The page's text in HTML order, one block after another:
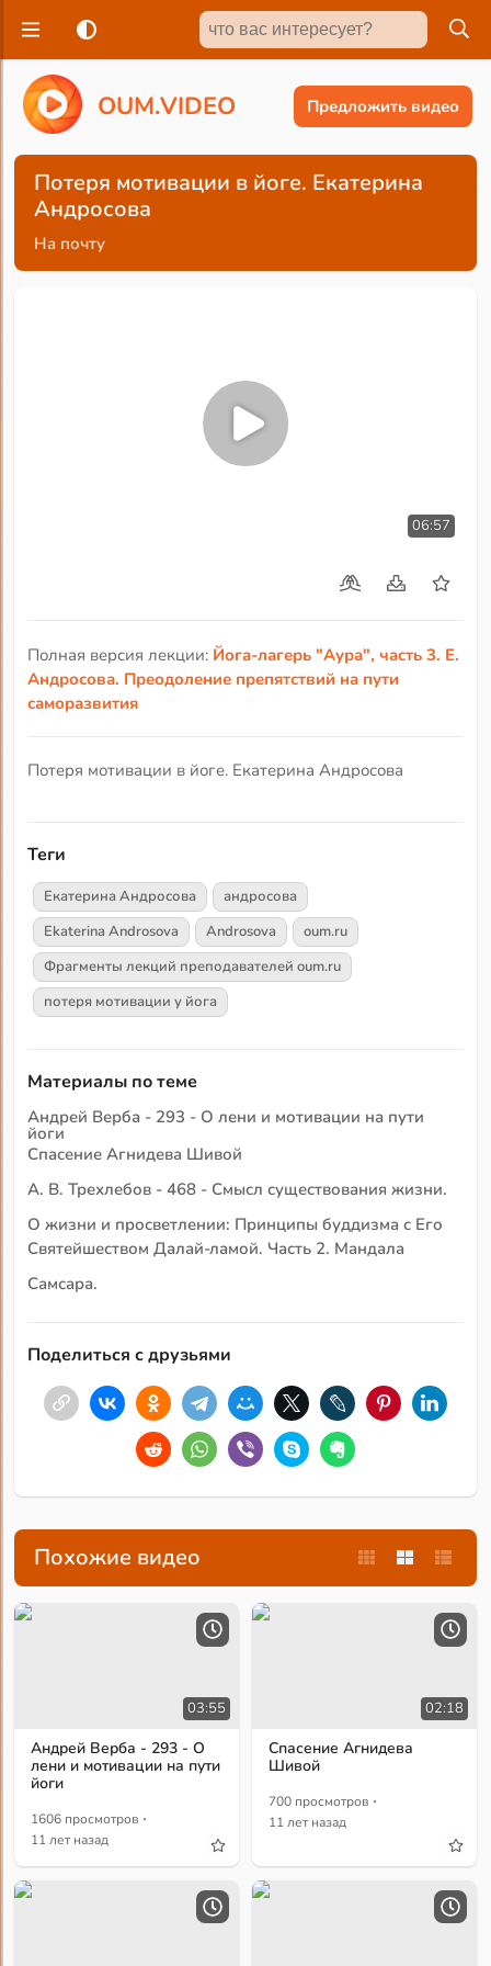
OUM.VIDEO Предложить видео
Потеря мотивации в йоге. Екатерина
Андросова
На почту
06:57
Полная версия лекции: Йога-лагерь "Аура", часть 3. Е.
Андросова. Преодоление препятствий на пути
саморазвития
Потеря мотивации в йоге. Екатерина Андросова
Теги
Екатерина Андросова
андросова
Ekaterina Androsova
Androsova
oum.ru
Фрагменты лекций преподавателей oum.ru
потеря мотивации у йога
Материалы по теме
Андрей Верба - 293 - О лени и мотивации на пути
йоги
Спасение Агнидева Шивой
А. В. Трехлебов - 468 - Смысл существования жизни.
О жизни и просветлении: Принципы буддизма с Его
Святейшеством Далай-ламой. Часть 2. Мандала
Самсара.
Поделиться с друзьями
Похожие видео
03:55
Андрей Верба - 293 - О
лени и мотивации на пути
йоги
1606 просмотров ·
11 лет назад
02:18
Спасение Агнидева
Шивой
700 просмотров ·
11 лет назад